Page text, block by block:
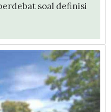
soal definisi